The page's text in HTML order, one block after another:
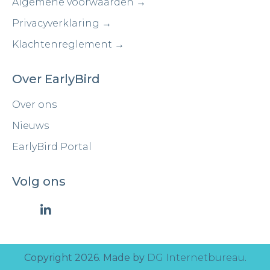
Privacyverklaring →
Klachtenreglement →
Over EarlyBird
Over ons
Nieuws
EarlyBird Portal
Volg ons
Copyright 2026. Made by DG Internetbureau.